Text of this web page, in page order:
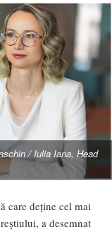
/ Iulia Iana, Head
care deține cel mai
a desemnat